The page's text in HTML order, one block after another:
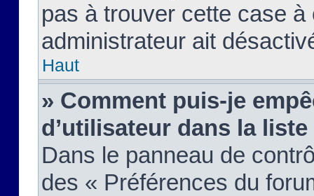
pas à trouver cette case à
administrateur ait
Haut
» Comment puis-je
d’utilisateur dans la
Dans le panneau de
des « Préférences du